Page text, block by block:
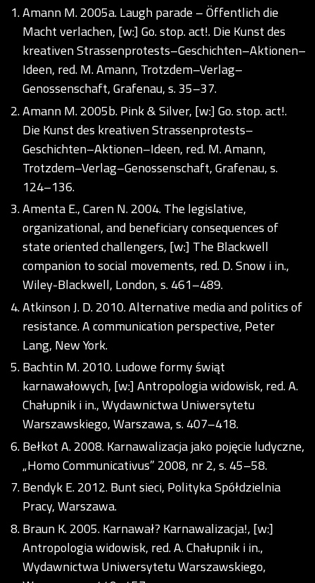
Amann M. 2005a. Laugh parade – Öffentlich die
Macht verlachen, [w:] Go. stop. act!. Die Kunst des
kreativen Strassenprotests–Geschichten–Aktionen–
Ideen, red. M. Amann, Trotzdem–Verlag–
Genossenschaft, Grafenau, s. 35–37.
Amann M. 2005b. Pink & Silver, [w:] Go. stop. act!.
Die Kunst des kreativen Strassenprotests–
Geschichten–Aktionen–Ideen, red. M. Amann,
Trotzdem–Verlag–Genossenschaft, Grafenau, s.
124–136.
Amenta E., Caren N. 2004. The legislative,
organizational, and beneficiary consequences of
state oriented challengers, [w:] The Blackwell
companion to social movements, red. D. Snow i in.,
Wiley-Blackwell, London, s. 461–489.
Atkinson J. D. 2010. Alternative media and politics of
resistance. A communication perspective, Peter
Lang, New York.
Bachtin M. 2010. Ludowe formy świąt
karnawałowych, [w:] Antropologia widowisk, red. A.
Chałupnik i in., Wydawnictwa Uniwersytetu
Warszawskiego, Warszawa, s. 407–418.
Bełkot A. 2008. Karnawalizacja jako pojęcie ludyczne,
„Homo Communicativus” 2008, nr 2, s. 45–58.
Bendyk E. 2012. Bunt sieci, Polityka Spółdzielnia
Pracy, Warszawa.
Braun K. 2005. Karnawał? Karnawalizacja!, [w:]
Antropologia widowisk, red. A. Chałupnik i in.,
Wydawnictwa Uniwersytetu Warszawskiego,